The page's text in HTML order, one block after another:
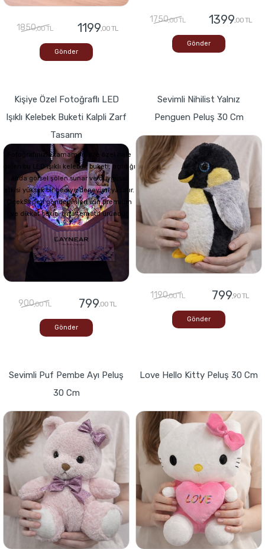
1850,00 TL 1199,00 TL
Gönder
1750,00 TL 1399,00 TL
Gönder
Kişiye Özel Fotoğraflı LED
Işıklı Kelebek Buketi Kalpli Zarf
Tasarım
Fotoğrafınızla tamamen size özel hale
gelen bu LED ışıklı kelebek buketi, açıldığı
anda görsel şölen sunar ve duygusal
etkisi yüksek bir hediye deneyimi yaşatır.
ÇiçekSepeti gönderimleri için premium
ve dikkat çekici bir alternatif üründür
900,00 TL 799,00 TL
Gönder
Sevimli Nihilist Yalnız
Penguen Peluş 30 Cm
1190,00 TL 799,90 TL
Gönder
Sevimli Puf Pembe Ayı Peluş
30 Cm
Love Hello Kitty Peluş 30 Cm